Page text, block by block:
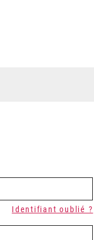
Identifiant oublié ?